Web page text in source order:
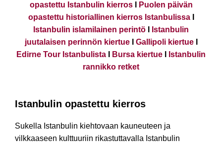
opastettu Istanbulin kierrosI
Puolen päivän
opastettu historiallinen kierros IstanbulissaI
Istanbulin islamilainen perintö
Istanbulin
juutalaisen perinnön kiertueI Gallipoli kiertueI
Edirne Tour Istanbulista
Bursa kiertue
Istanbulin
rannikko retket
Istanbulin opastettu kierros
Sukella Istanbulin kiehtovaan kauneuteen ja
vilkkaaseen kulttuuriin rikastuttavalla Istanbulin